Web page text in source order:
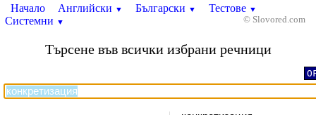
Начало Английски ▼ Български ▼ Тестове ▼
Системни ▼ © Slovored.com
Търсене във всички избрани речници